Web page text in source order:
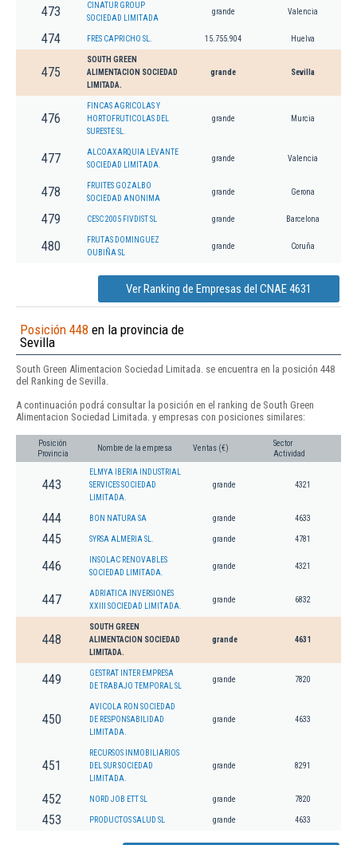
473
CINATUR GROUP
SOCIEDAD LIMITADA
grande Valencia
474 FRES CAPRICHO SL. 15.755.904 Huelva
475
SOUTH GREEN
ALIMENTACION SOCIEDAD
LIMITADA.
grande Sevilla
476
FINCAS AGRICOLAS Y
HORTOFRUTICOLAS DEL
SURESTE SL.
grande Murcia
477
ALCOAXARQUIA LEVANTE
SOCIEDAD LIMITADA.
grande Valencia
478
FRUITES GOZALBO
SOCIEDAD ANONIMA
grande Gerona
479 CESC 2005 FIVDIST SL grande Barcelona
480
FRUTAS DOMINGUEZ
OUBIÑA SL
grande Coruña
Ver Ranking de Empresas del CNAE 4631
Posición 448 en la provincia de
Sevilla
South Green Alimentacion Sociedad Limitada. se encuentra en la posición 448
del Ranking de Sevilla.
A continuación podrá consultar la posición en el ranking de South Green
Alimentacion Sociedad Limitada. y empresas con posiciones similares:
Posición
Provincia
Nombre de la empresa Ventas (€)
Sector
Actividad
443
ELMYA IBERIA INDUSTRIAL
SERVICES SOCIEDAD
LIMITADA.
grande 4321
444 BON NATURA SA grande 4633
445 SYRSA ALMERIA SL. grande 4781
446
INSOLAC RENOVABLES
SOCIEDAD LIMITADA.
grande 4321
447
ADRIATICA INVERSIONES
XXIII SOCIEDAD LIMITADA.
grande 6832
448
SOUTH GREEN
ALIMENTACION SOCIEDAD
LIMITADA.
grande 4631
449
GESTRAT INTER EMPRESA
DE TRABAJO TEMPORAL SL
grande 7820
450
AVICOLA RON SOCIEDAD
DE RESPONSABILIDAD
LIMITADA.
grande 4633
451
RECURSOS INMOBILIARIOS
DEL SUR SOCIEDAD
LIMITADA.
grande 8291
452 NORD JOB ETT SL grande 7820
453 PRODUCTOS SALUD SL grande 4633